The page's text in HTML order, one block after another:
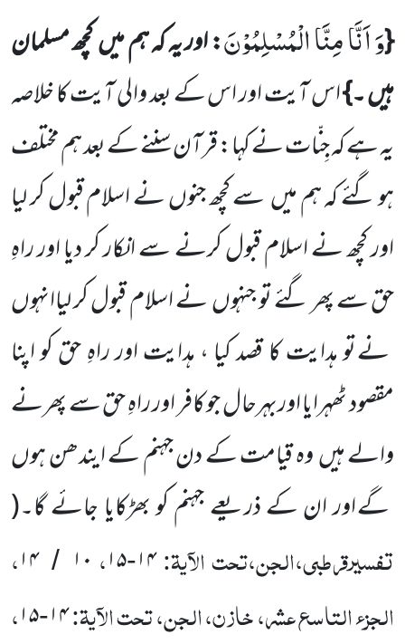
{وَ اَنَّا مِنَّا الْمُسْلِمُوْنَ: اور یہ کہ ہم میںکچھ مسلمان
ہیں ۔}اس آیت اور اس کے بعد والی آیتکا خلاصہ
یہ ہے کہجِنّات نے کہا: قرآن سننے کے بعد ہم مختلف
ہو گئے کہ ہم میںسے کچھ جنوں نے اسلام قبول کر لیا
اور کچھ نے اسلام قبول کرنے سے انکار کر دیا اور راہِ
حق سے پھر گئے تو جنہوںنے اسلام قبول کر لیاانہوں
نے تو ہدایت کا قصد کیا ، ہدایت اور راہِ حق کو اپنا
مقصود ٹھہرایا اوربہرحال جو کافر اور راہِ حق سے پھرنے
والے ہیںوہ قیامت کے دن جہنم کے ایندھن ہوں
گے اور ان کے ذریعے جہنم کو بھڑکایا جائے گا۔(
تفسیرقرطبی،الجن،تحت الآیۃ:۱۴-۱۵، ۱۰ /۱۴،
الجزء التاسع عشر، خازن، الجن، تحت الآیۃ:۱۴-۱۵،